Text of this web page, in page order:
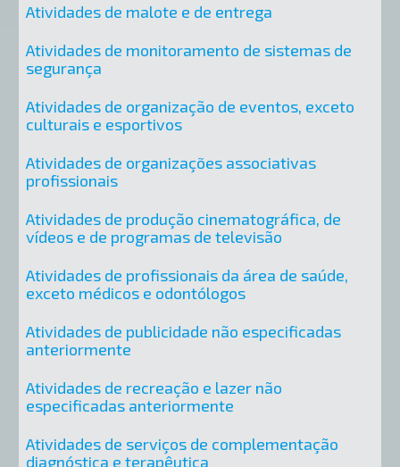
Atividades de malote e de entrega
Atividades de monitoramento de sistemas de
segurança
Atividades de organização de eventos, exceto
culturais e esportivos
Atividades de organizações associativas
profissionais
Atividades de produção cinematográfica, de
vídeos e de programas de televisão
Atividades de profissionais da área de saúde,
exceto médicos e odontólogos
Atividades de publicidade não especificadas
anteriormente
Atividades de recreação e lazer não
especificadas anteriormente
Atividades de serviços de complementação
diagnóstica e terapêutica